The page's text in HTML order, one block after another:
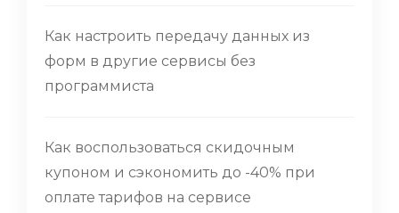
Как настроить передачу данных из
форм в другие сервисы без
программиста
Как воспользоваться скидочным
купоном и сэкономить до -40% при
оплате тарифов на сервисе